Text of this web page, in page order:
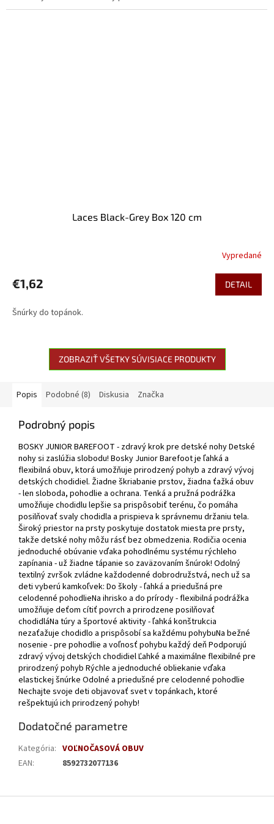
Laces Black-Grey Box 120 cm
Vypredané
€1,62 DETAIL
Šnúrky do topánok.
ZOBRAZIŤ VŠETKY SÚVISIACE PRODUKTY
Popis Podobné (8) Diskusia Značka
Podrobný popis
BOSKY JUNIOR BAREFOOT - zdravý krok pre detské nohy Detské
nohy si zaslúžia slobodu! Bosky Junior Barefoot je ľahká a
flexibilná obuv, ktorá umožňuje prirodzený pohyb a zdravý vývoj
detských chodidiel. Žiadne škriabanie prstov, žiadna ťažká obuv
- len sloboda, pohodlie a ochrana. Tenká a pružná podrážka
umožňuje chodidlu lepšie sa prispôsobiť terénu, čo pomáha
posilňovať svaly chodidla a prispieva k správnemu držaniu tela.
Široký priestor na prsty poskytuje dostatok miesta pre prsty,
takže detské nohy môžu rásť bez obmedzenia. Rodičia ocenia
jednoduché obúvanie vďaka pohodlnému systému rýchleho
zapínania - už žiadne tápanie so zaväzovaním šnúrok! Odolný
textilný zvršok zvládne každodenné dobrodružstvá, nech už sa
deti vyberú kamkoľvek: Do školy - ľahká a priedušná pre
celodenné pohodlieNa ihrisko a do prírody - flexibilná podrážka
umožňuje deťom cítiť povrch a prirodzene posilňovať
chodidláNa túry a športové aktivity - ľahká konštrukcia
nezaťažuje chodidlo a prispôsobí sa každému pohybuNa bežné
nosenie - pre pohodlie a voľnosť pohybu každý deň Podporujú
zdravý vývoj detských chodidiel Ľahké a maximálne flexibilné pre
prirodzený pohyb Rýchle a jednoduché obliekanie vďaka
elastickej šnúrke Odolné a priedušné pre celodenné pohodlie
Nechajte svoje deti objavovať svet v topánkach, ktoré
rešpektujú ich prirodzený pohyb!
Dodatočné parametre
Kategória: VOĽNOČASOVÁ OBUV
EAN: 8592732077136